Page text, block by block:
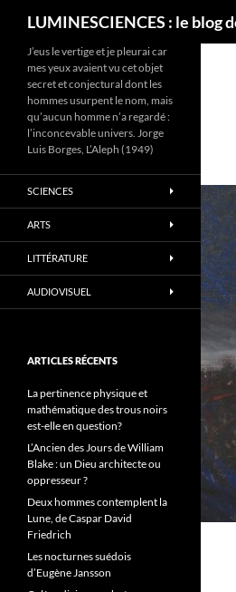
LUMINESCIENCES : le blog
J’eus le vertige et je pleurai car
mes yeux avaient vu cet objet
secret et conjectural dont les
hommes usurpent le nom, mais
qu’aucun homme n’a regardé :
l’inconcevable univers. Jorge
Luis Borges, L’Aleph (1949)
SCIENCES
ARTS
LITTÉRATURE
AUDIOVISUEL
ARTICLES RÉCENTS
La pertinence physique et
mathématique des trous noirs
est-elle en question?
L’Ancien des Jours de William
Blake : un Dieu architecte ou
oppresseur ?
Deux hommes contemplent la
Lune, de Caspar David
Friedrich
Les nocturnes suédois
d’Eugène Jansson